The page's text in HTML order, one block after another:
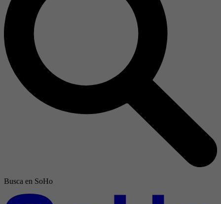
Busca en SoHo